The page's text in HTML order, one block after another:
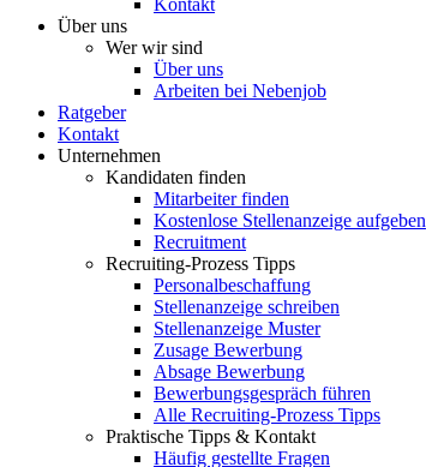
Kontakt
Über uns
Wer wir sind
Über uns
Arbeiten bei Nebenjob
Ratgeber
Kontakt
Unternehmen
Kandidaten finden
Mitarbeiter finden
Kostenlose Stellenanzeige aufgeben
Recruitment
Recruiting-Prozess Tipps
Personalbeschaffung
Stellenanzeige schreiben
Stellenanzeige Muster
Zusage Bewerbung
Absage Bewerbung
Bewerbungsgespräch führen
Alle Recruiting-Prozess Tipps
Praktische Tipps & Kontakt
Häufig gestellte Fragen